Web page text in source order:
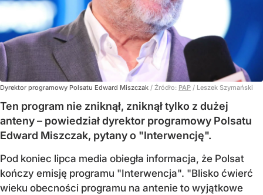
Dyrektor programowy Polsatu Edward Miszczak / Źródło: PAP / Leszek Szymański
Ten program nie zniknął, zniknął tylko z dużej
anteny – powiedział dyrektor programowy Polsatu
Edward Miszczak, pytany o "Interwencję".
Pod koniec lipca media obiegła informacja, że Polsat
kończy emisję programu "Interwencja". "Blisko ćwierć
wieku obecności programu na antenie to wyjątkowe